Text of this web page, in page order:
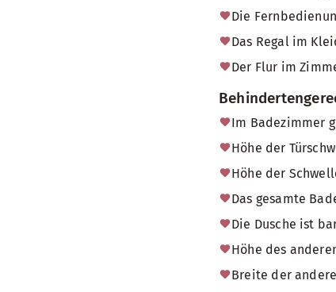
Die
Das Regal im
Der Flur im
Im Badezimmer
Höhe der
Höhe der
Das gesamte
Die Dusche ist
Höhe des
Breite der